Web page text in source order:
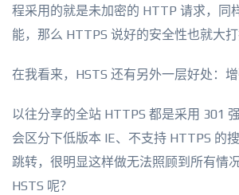
程采用的就是未加密的 HTTP 请求，同
能，那么 HTTPS 说好的安全性也就大打
在我看来，HSTS 还有另外一层好处：增
以往分享的全站 HTTPS 都是采用 301
会区分下低版本 IE、不支持 HTTPS 的
跳转，很明显这样做无法照顾到所有情
HSTS 呢？